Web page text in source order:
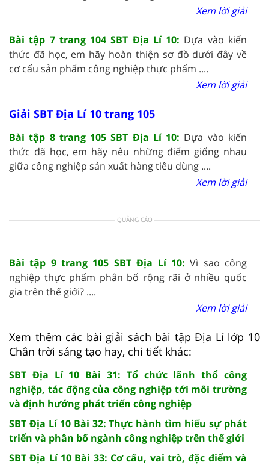
Xem lời giải
Bài tập 7 trang 104 SBT Địa Lí 10: Dựa vào kiến
thức đã học, em hãy hoàn thiện sơ đồ dưới đây về
cơ cấu sản phẩm công nghiệp thực phẩm ....
Xem lời giải
Giải SBT Địa Lí 10 trang 105
Bài tập 8 trang 105 SBT Địa Lí 10: Dựa vào kiến
thức đã học, em hãy nêu những điểm giống nhau
giữa công nghiệp sản xuất hàng tiêu dùng ....
Xem lời giải
QUẢNG CÁO
Bài tập 9 trang 105 SBT Địa Lí 10:Vì sao công
nghiệp thực phẩm phân bố rộng rãi ở nhiều quốc
gia trên thế giới? ....
Xem lời giải
Xem thêm các bài giải sách bài tập Địa Lí lớp 10
Chân trời sáng tạo hay, chi tiết khác:
SBT Địa Lí 10 Bài 31: Tổ chức lãnh thổ công
nghiệp, tác động của công nghiệp tới môi trường
và định hướng phát triển công nghiệp
SBT Địa Lí 10 Bài 32: Thực hành tìm hiểu sự phát
triển và phân bố ngành công nghiệp trên thế giới
SBT Địa Lí 10 Bài 33: Cơ cấu, vai trò, đặc điểm và